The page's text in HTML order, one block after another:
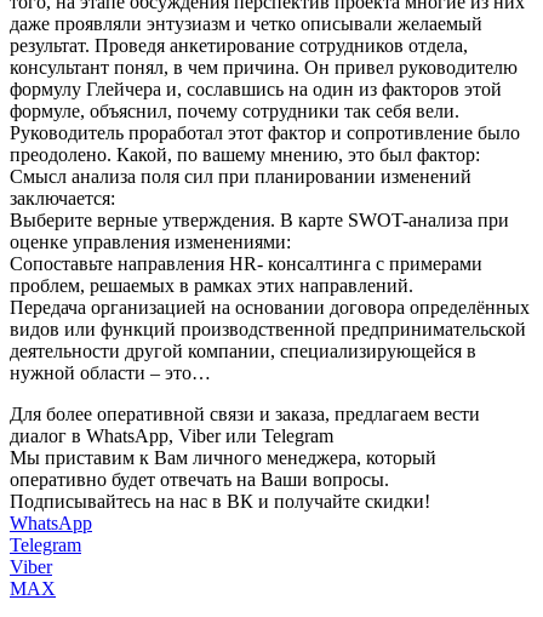
даже проявляли энтузиазм и четко описывали желаемый
результат. Проведя анкетирование сотрудников отдела,
консультант понял, в чем причина. Он привел руководителю
формулу Глейчера и, сославшись на один из факторов этой
формуле, объяснил, почему сотрудники так себя вели.
Руководитель проработал этот фактор и сопротивление было
преодолено. Какой, по вашему мнению, это был фактор:
Смысл анализа поля сил при планировании изменений
заключается:
Выберите верные утверждения. В карте SWOT-анализа при
оценке управления изменениями:
Сопоставьте направления HR- консалтинга с примерами
проблем, решаемых в рамках этих направлений.
Передача организацией на основании договора определённых
видов или функций производственной предпринимательской
деятельности другой компании, специализирующейся в
нужной области – это…
Для более оперативной связи и заказа, предлагаем вести
диалог в WhatsApp, Viber или Telegram
Мы приставим к Вам личного менеджера, который
оперативно будет отвечать на Ваши вопросы.
Подписывайтесь на нас в ВК и получайте скидки!
WhatsApp
Telegram
Viber
MAX